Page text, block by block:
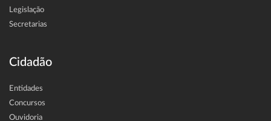
Legislação
Secretarias
Cidadão
Entidades
Concursos
Ouvidoria